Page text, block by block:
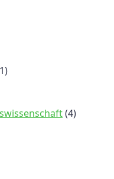
(4)